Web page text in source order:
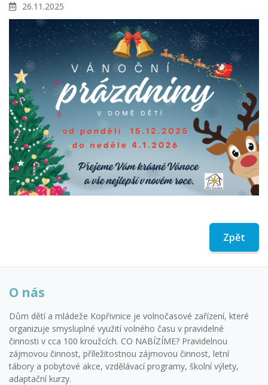
26.11.2025
Zpět
O nás
Dům dětí a mládeže Kopřivnice je volnočasové zařízení, které
organizuje smysluplné využití volného času v pravidelné
činnosti v cca 100 kroužcích. CO NABÍZÍME? Pravidelnou
zájmovou činnost, příležitostnou zájmovou činnost, letní
tábory a pobytové akce, vzdělávací programy, školní výlety,
adaptační kurzy.